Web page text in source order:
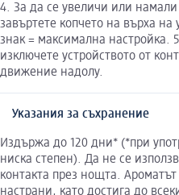
4. За да се увеличи или
завъртете копчето на върха на
знак = максимална настройка.
изключете устройството от
движение надолу.
Указания за съхранение
Издържа до 120 дни* (*при
ниска степен). Да не се
контакта през нощта.
настрани, като достига до